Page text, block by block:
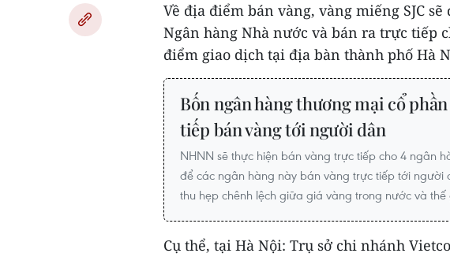
Về địa điểm bán vàng, vàng miếng SJC
Ngân hàng Nhà nước và bán ra trực tiếp
điểm giao dịch tại địa bàn thành phố Hà
Bốn ngân hàng thương mại cổ
tiếp bán vàng tới người dân
NHNN sẽ thực hiện bán vàng trực tiếp cho 4 ngân
để các ngân hàng này bán vàng trực tiếp tới người
thu hẹp chênh lệch giữa giá vàng trong nước và thế
Cụ thể, tại Hà Nội: Trụ sở chi nhánh